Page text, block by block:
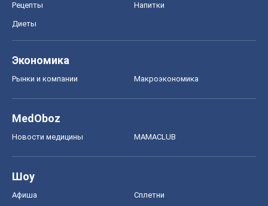
Рецепты Напитки
Диеты
Экономика
Рынки и компании Mакроэкономика
MedOboz
Новости медицины MAMACLUB
Шоу
Афиша Сплетни